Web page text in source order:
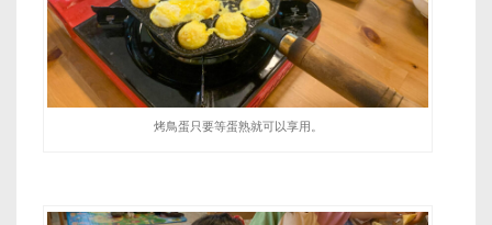
烤鳥蛋只要等蛋熟就可以享用。